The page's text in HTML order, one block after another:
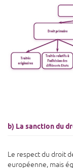
b) La sanction du
Le respect du droit
européenne, mais